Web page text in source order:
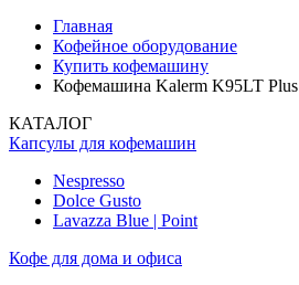
Главная
Кофейное оборудование
Купить кофемашину
Кофемашина Kalerm K95LT Plus
КАТАЛОГ
Капсулы для кофемашин
Nespresso
Dolce Gusto
Lavazza Blue | Point
Кофе для дома и офиса